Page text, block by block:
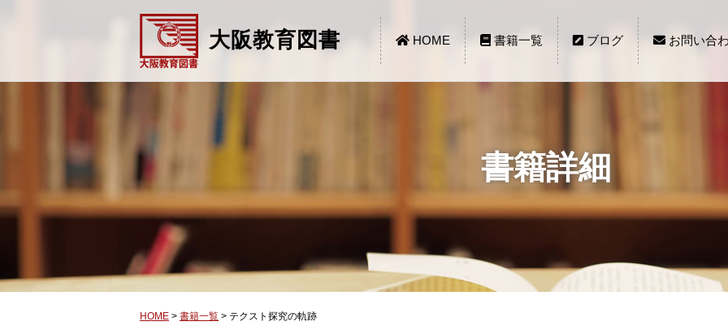
大阪教育図書 HOME 書籍一覧 ブログ お問い合
書籍詳細
HOME > 書籍一覧 > テクスト探究の軌跡